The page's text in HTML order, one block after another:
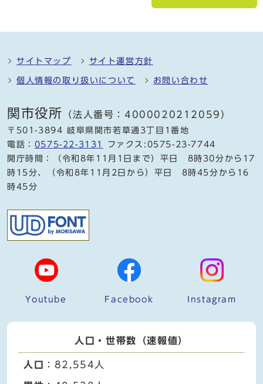
サイトマップ サイト運営方針
個人情報の取り扱いについて お問い合わせ
関市役所 （法人番号：4000020212059）
〒501-3894 岐阜県関市若草通3丁目1番地
電話： 0575-22-3131
ファクス:0575-23-7744
開庁時間：（令和8年11月1日まで）平日 8時30分から17
時15分、（令和8年11月2日から）平日 8時45分から16
時45分
Youtube Facebook Instagram
人口・世帯数（速報値）
人口 ：82,554人